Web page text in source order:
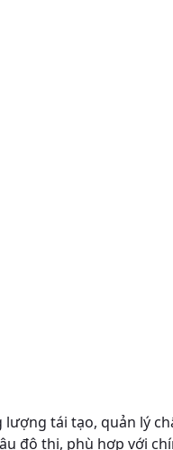
tái tạo, quản lý
đô thị, phù hợp với